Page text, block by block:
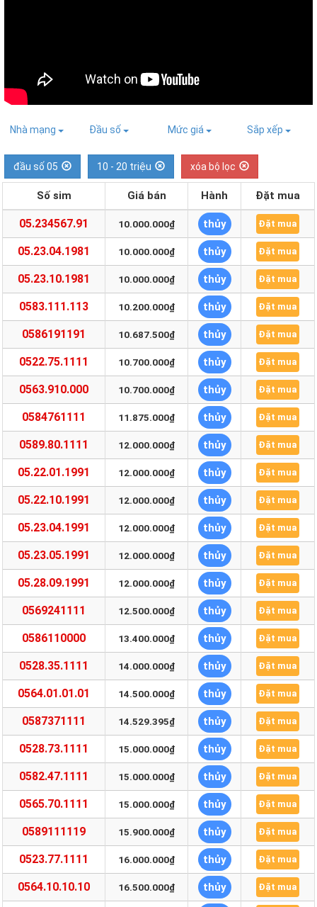
Nhà mạng Đầu số Mức giá Sắp xếp
đầu số 05 10 - 20 triệu xóa bộ lọc
Số sim Giá bán Hành Đặt mua
05.234567.91 10.000.000₫ thủy Đặt mua
05.23.04.1981 10.000.000₫ thủy Đặt mua
05.23.10.1981 10.000.000₫ thủy Đặt mua
0583.111.113 10.200.000₫ thủy Đặt mua
0586191191 10.687.500₫ thủy Đặt mua
0522.75.1111 10.700.000₫ thủy Đặt mua
0563.910.000 10.700.000₫ thủy Đặt mua
0584761111 11.875.000₫ thủy Đặt mua
0589.80.1111 12.000.000₫ thủy Đặt mua
05.22.01.1991 12.000.000₫ thủy Đặt mua
05.22.10.1991 12.000.000₫ thủy Đặt mua
05.23.04.1991 12.000.000₫ thủy Đặt mua
05.23.05.1991 12.000.000₫ thủy Đặt mua
05.28.09.1991 12.000.000₫ thủy Đặt mua
0569241111 12.500.000₫ thủy Đặt mua
0586110000 13.400.000₫ thủy Đặt mua
0528.35.1111 14.000.000₫ thủy Đặt mua
0564.01.01.01 14.500.000₫ thủy Đặt mua
0587371111 14.529.395₫ thủy Đặt mua
0528.73.1111 15.000.000₫ thủy Đặt mua
0582.47.1111 15.000.000₫ thủy Đặt mua
0565.70.1111 15.000.000₫ thủy Đặt mua
0589111119 15.900.000₫ thủy Đặt mua
0523.77.1111 16.000.000₫ thủy Đặt mua
0564.10.10.10 16.500.000₫ thủy Đặt mua